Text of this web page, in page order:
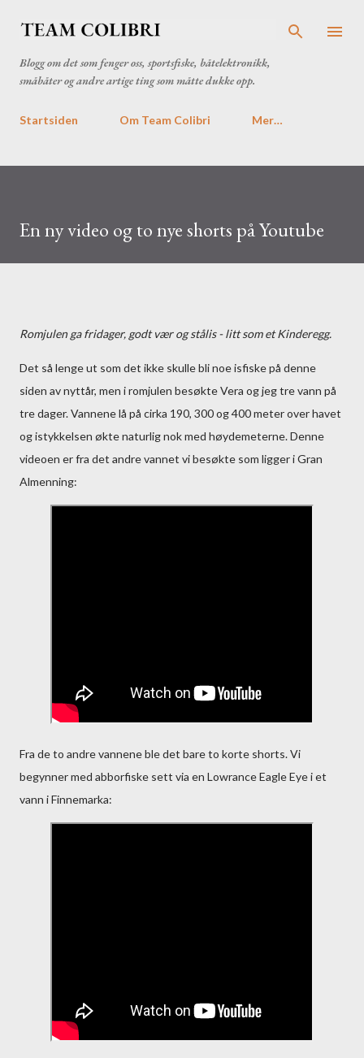
Blogg om det som fenger oss, sportsfiske, båtelektronikk,
småbåter og andre artige ting som måtte dukke opp.
Startsiden Om Team Colibri Mer…
En ny video og to nye shorts på Youtube
Romjulen ga fridager, godt vær og stålis - litt som et Kinderegg.
Det så lenge ut som det ikke skulle bli noe isfiske på denne
siden av nyttår, men i romjulen besøkte Vera og jeg tre vann på
tre dager. Vannene lå på cirka 190, 300 og 400 meter over havet
og istykkelsen økte naturlig nok med høydemeterne. Denne
videoen er fra det andre vannet vi besøkte som ligger i Gran
Almenning:
Fra de to andre vannene ble det bare to korte shorts. Vi
begynner med abborfiske sett via en Lowrance Eagle Eye i et
vann i Finnemarka: